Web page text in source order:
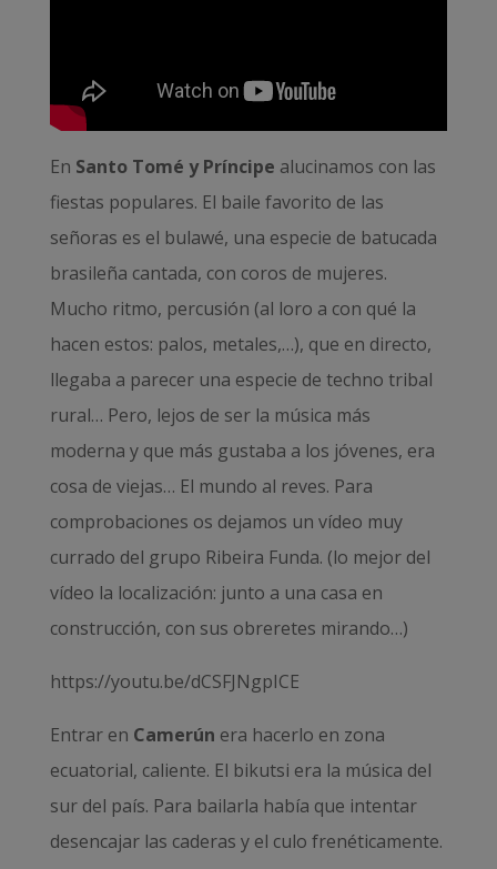
En Santo Tomé y Príncipe alucinamos con las
fiestas populares. El baile favorito de las
señoras es el bulawé, una especie de batucada
brasileña cantada, con coros de mujeres.
Mucho ritmo, percusión (al loro a con qué la
hacen estos: palos, metales,…), que en directo,
llegaba a parecer una especie de techno tribal
rural… Pero, lejos de ser la música más
moderna y que más gustaba a los jóvenes, era
cosa de viejas… El mundo al reves. Para
comprobaciones os dejamos un vídeo muy
currado del grupo Ribeira Funda. (lo mejor del
vídeo la localización: junto a una casa en
construcción, con sus obreretes mirando…)
https://youtu.be/dCSFJNgpICE
Entrar en Camerún era hacerlo en zona
ecuatorial, caliente. El bikutsi era la música del
sur del país. Para bailarla había que intentar
desencajar las caderas y el culo frenéticamente.